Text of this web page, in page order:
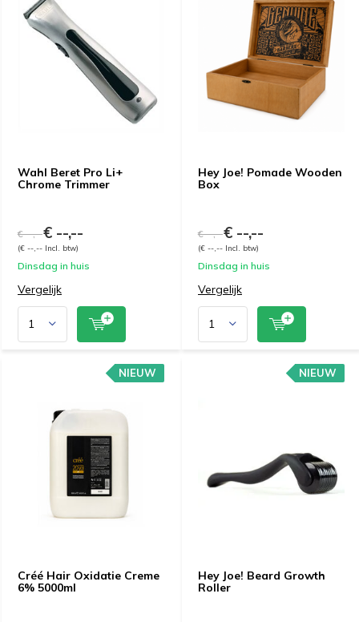
Wahl Beret Pro Li+
Chrome Trimmer
€ --,--€ --,--
(€ --,-- Incl. btw)
Dinsdag in huis
Vergelijk
Hey Joe! Pomade Wooden
Box
€ --,--€ --,--
(€ --,-- Incl. btw)
Dinsdag in huis
Vergelijk
Créé Hair Oxidatie Creme
6% 5000ml
NIEUW
Hey Joe! Beard Growth
Roller
NIEUW